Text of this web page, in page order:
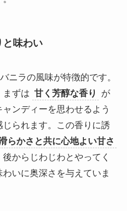
と味わい
ニラの風味が特徴的です。
まずは 甘く芳醇な香り
が
ンディーを思わせるよう
られます。この香りに誘
らかさと共に心地よい甘さ
からじわじわとやってく
いに奥深さを与えていま